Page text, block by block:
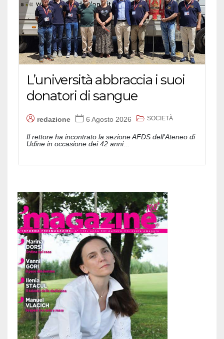
L’università abbraccia i suoi
donatori di sangue
redazione 6 Agosto 2026 SOCIETÀ
Il rettore ha incontrato la sezione AFDS dell'Ateneo di
Udine in occasione dei 42 anni...